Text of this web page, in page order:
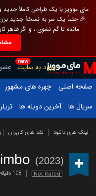
مای موویز با یک طراحی کاملاً جدید
🎉 حتماً یک سر به نسخهٔ جدید
مانده تا گم نشوی ، و اگر ظاهر
new
ورود به سایت
صفحه اصلی
چهره های مشهور
سریال ها
آخرین دوبله ها
لینک های دانلود نقد های کاربران
(2023)
Not Rated 108 دقیقه